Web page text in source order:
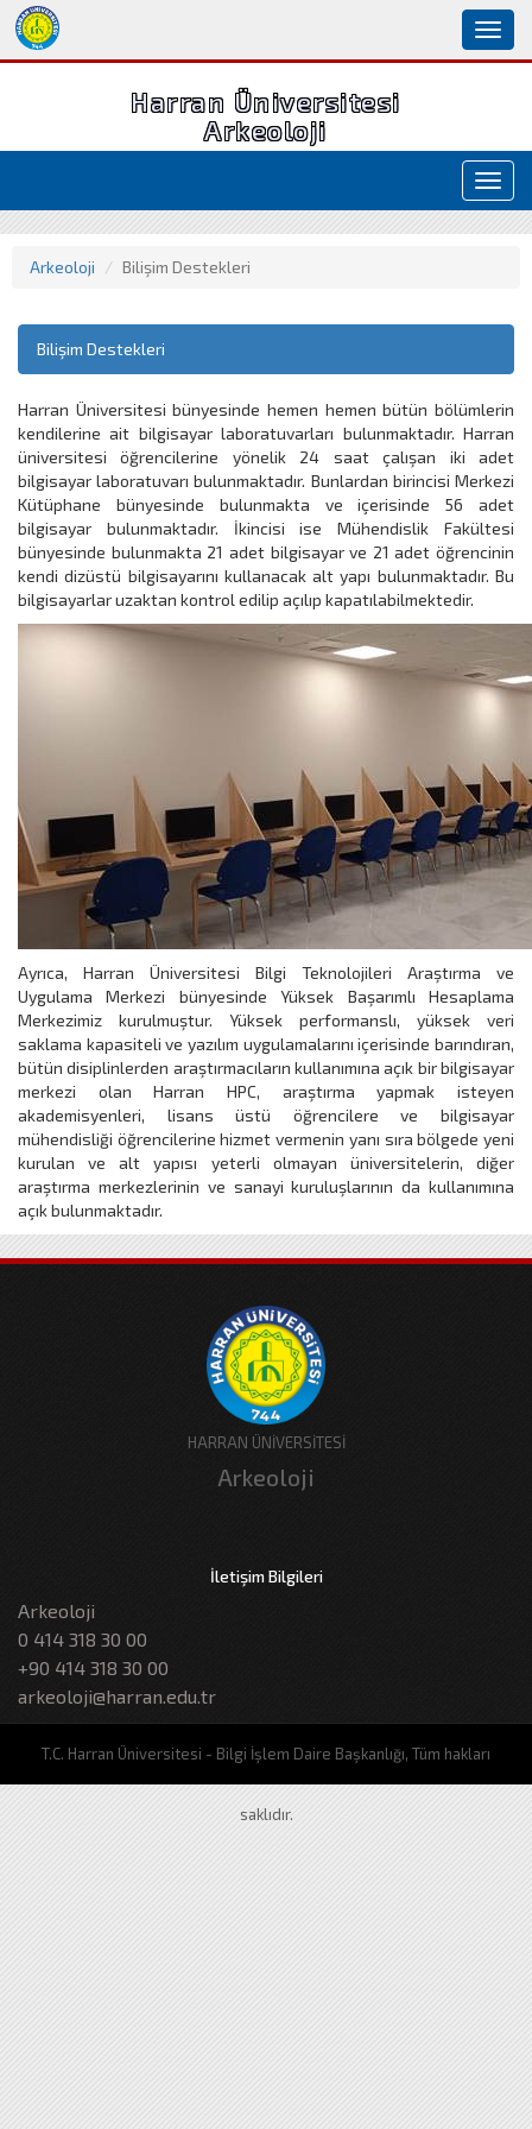
Harran Üniversitesi
Arkeoloji
Arkeoloji Bilişim Destekleri
Bilişim Destekleri
Harran Üniversitesi bünyesinde hemen hemen bütün bölümlerin
kendilerine ait bilgisayar laboratuvarları bulunmaktadır. Harran
üniversitesi öğrencilerine yönelik 24 saat çalışan iki adet
bilgisayar laboratuvarı bulunmaktadır. Bunlardan birincisi Merkezi
Kütüphane bünyesinde bulunmakta ve içerisinde 56 adet
bilgisayar bulunmaktadır. İkincisi ise Mühendislik Fakültesi
bünyesinde bulunmakta 21 adet bilgisayar ve 21 adet öğrencinin
kendi dizüstü bilgisayarını kullanacak alt yapı bulunmaktadır. Bu
bilgisayarlar uzaktan kontrol edilip açılıp kapatılabilmektedir.
Ayrıca, Harran Üniversitesi Bilgi Teknolojileri Araştırma ve
Uygulama Merkezi bünyesinde Yüksek Başarımlı Hesaplama
Merkezimiz kurulmuştur. Yüksek performanslı, yüksek veri
saklama kapasiteli ve yazılım uygulamalarını içerisinde barındıran,
bütün disiplinlerden araştırmacıların kullanımına açık bir bilgisayar
merkezi olan Harran HPC, araştırma yapmak isteyen
akademisyenleri, lisans üstü öğrencilere ve bilgisayar
mühendisliği öğrencilerine hizmet vermenin yanı sıra bölgede yeni
kurulan ve alt yapısı yeterli olmayan üniversitelerin, diğer
araştırma merkezlerinin ve sanayi kuruluşlarının da kullanımına
açık bulunmaktadır.
HARRAN ÜNİVERSİTESİ
Arkeoloji
İletişim Bilgileri
Arkeoloji
0 414 318 30 00
+90 414 318 30 00
arkeoloji@harran.edu.tr
T.C. Harran Üniversitesi - Bilgi İşlem Daire Başkanlığı, Tüm hakları
saklıdır.